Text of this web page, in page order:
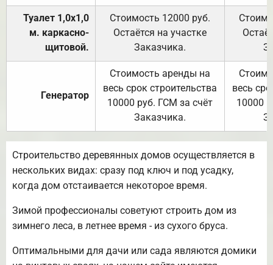
Туалет 1,0х1,0
м. каркасно-
щитовой.
Стоимость 12000 руб.
Остаётся на участке
Заказчика.
Генератор
Стоимость аренды на
весь срок строительства
10000 руб. ГСМ за счёт
Заказчика.
весь
10000
Строительство деревянных домов осуществляется в
нескольких видах: сразу под ключ и под усадку,
когда дом отстаивается некоторое время.
Зимой профессионалы советуют строить дом из
зимнего леса, в летнее время - из сухого бруса.
Оптимальными для дачи или сада являются домики